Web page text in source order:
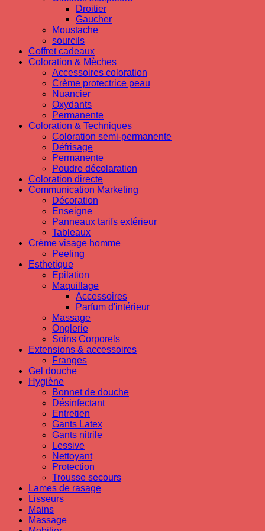
Droitier
Gaucher
Moustache
sourcils
Coffret cadeaux
Coloration & Mèches
Accessoires coloration
Crème protectrice peau
Nuancier
Oxydants
Permanente
Coloration & Techniques
Coloration semi-permanente
Défrisage
Permanente
Poudre décolaration
Coloration directe
Communication Marketing
Décoration
Enseigne
Panneaux tarifs extérieur
Tableaux
Crème visage homme
Peeling
Esthetique
Epilation
Maquillage
Accessoires
Parfum d'intérieur
Massage
Onglerie
Soins Corporels
Extensions & accessoires
Franges
Gel douche
Hygiène
Bonnet de douche
Désinfectant
Entretien
Gants Latex
Gants nitrile
Lessive
Nettoyant
Protection
Trousse secours
Lames de rasage
Lisseurs
Mains
Massage